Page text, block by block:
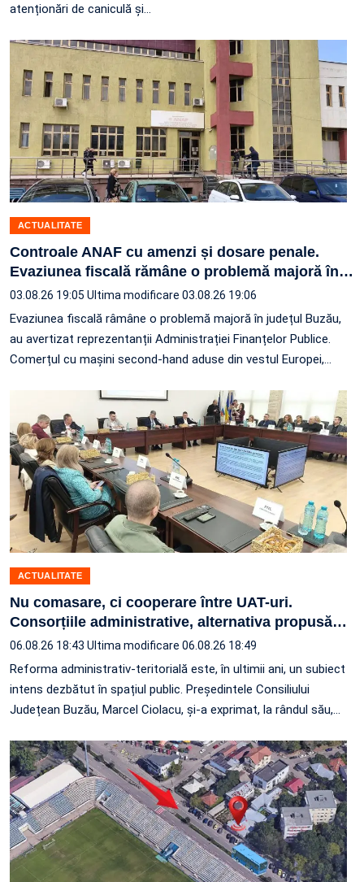
atenționări de caniculă și…
ACTUALITATE
Controale ANAF cu amenzi și dosare penale.
Evaziunea fiscală rămâne o problemă majoră în…
03.08.26 19:05 Ultima modificare 03.08.26 19:06
Evaziunea fiscală râmâne o problemă majoră în județul Buzău,
au avertizat reprezentanții Administrației Finanțelor Publice.
Comerțul cu mașini second-hand aduse din vestul Europei,
ACTUALITATE
Nu comasare, ci cooperare între UAT-uri.
Consorțiile administrative, alternativa propusă…
06.08.26 18:43 Ultima modificare 06.08.26 18:49
Reforma administrativ-teritorială este, în ultimii ani, un subiect
intens dezbătut în spațiul public. Președintele Consiliului
Județean Buzău, Marcel Ciolacu, și-a exprimat, la rândul său,